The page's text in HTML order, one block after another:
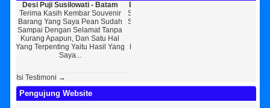
- Batam
Kembar Souvenir
Pean Sudah
Selamat Tanpa
Dan Satu Hal
Yaitu Hasil Yang
Bayu Kurniawan - Jakarta Pusat
Sedikit Membagikan Kisah Sukses
Saya, Perkenalkan Pak Saya Bayu
Kurniawan Reseller Patung
Wisuda Dan Souvenir Wisuda Di
Kembar Souvenir, Sebetulnya S...
Isi Testimoni →
Pengujung Website